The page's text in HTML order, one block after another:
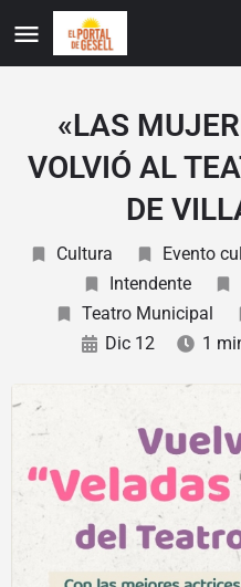
«LAS
VOLVIÓ AL
DE
Cultura Evento
Intendente
Teatro Municipal
Dic 12
1